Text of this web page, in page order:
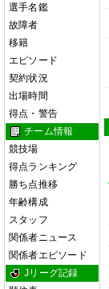
選手名鑑
故障者
移籍
エピソード
契約状況
出場時間
得点・警告
チーム情報
競技場
得点ランキング
勝ち点推移
年齢構成
スタッフ
関係者ニュース
関係者エピソード
Jリーグ記録